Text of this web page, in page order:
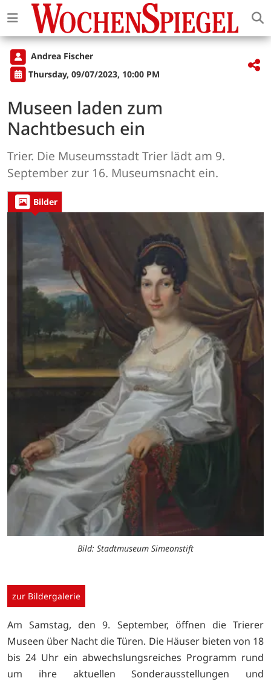
Andrea Fischer
Thursday, 09/07/2023, 10:00 PM
Museen laden zum
Nachtbesuch ein
Trier. Die Museumsstadt Trier lädt am 9.
September zur 16. Museumsnacht ein.
Bilder
Bild: Stadtmuseum Simeonstift
zur Bildergalerie
Am Samstag, den 9. September, öffnen die Trierer
Museen über Nacht die Türen. Die Häuser bieten von 18
bis 24 Uhr ein abwechslungsreiches Programm rund
um ihre aktuellen Sonderausstellungen und